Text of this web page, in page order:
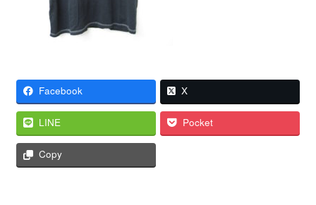
Facebook X
LINE Pocket
Copy